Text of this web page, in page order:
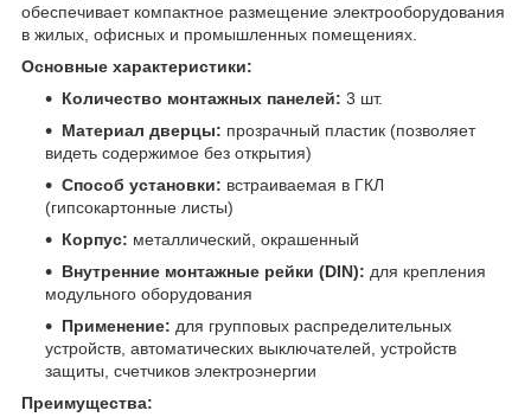
обеспечивает компактное размещение электрооборудования
в жилых, офисных и промышленных помещениях.
Основные характеристики:
Количество монтажных панелей: 3 шт.
Материал дверцы: прозрачный пластик (позволяет
видеть содержимое без открытия)
Способ установки: встраиваемая в ГКЛ
(гипсокартонные листы)
Корпус: металлический, окрашенный
Внутренние монтажные рейки (DIN): для крепления
модульного оборудования
Применение: для групповых распределительных
устройств, автоматических выключателей, устройств
защиты, счетчиков электроэнергии
Преимущества: